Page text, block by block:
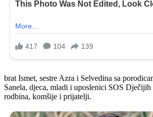
brat Ismet, sestre Azra i Selvedina sa
Sanela, djeca, mladi i uposlenici SOS
rodbina, komšije i prijatelji.